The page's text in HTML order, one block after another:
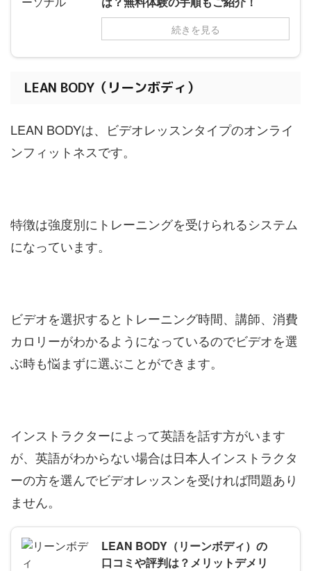
続きを見る
LEAN BODY（リーンボディ）
LEAN BODYは、ビデオレッスンタイプのオンライ
ンフィットネスです。
特徴は強度別にトレーニングを受けられるシステム
になっています。
ビデオを選択するとトレーニング時間、講師、消費
カロリーがわかるようになっているのでビデオを選
ぶ時も悩まずに選ぶことができます。
インストラクターによって英語を話す方がいます
が、英語がわからない場合は日本人インストラクタ
ーの方を選んでビデオレッスンを受ければ問題あり
ません。
LEAN BODY（リーンボディ）の
口コミや評判は？メリットデメリ